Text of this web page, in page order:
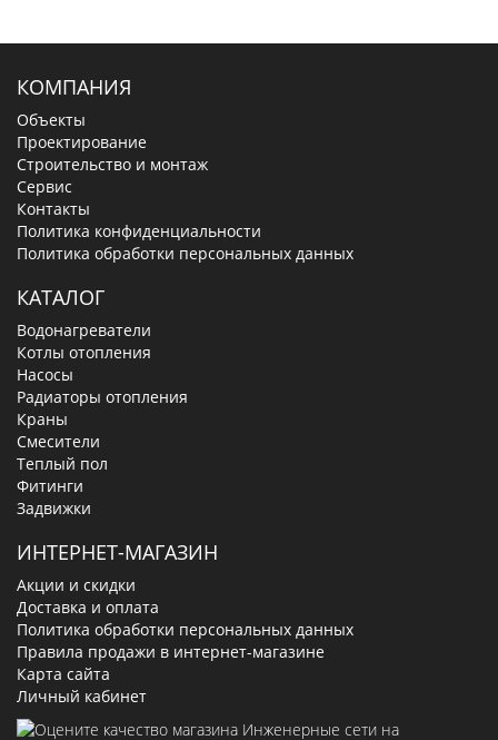
КОМПАНИЯ
Объекты
Проектирование
Строительство и монтаж
Сервис
Контакты
Политика конфиденциальности
Политика обработки персональных данных
КАТАЛОГ
Водонагреватели
Котлы отопления
Насосы
Радиаторы отопления
Краны
Смесители
Теплый пол
Фитинги
Задвижки
ИНТЕРНЕТ-МАГАЗИН
Акции и скидки
Доставка и оплата
Политика обработки персональных данных
Правила продажи в интернет-магазине
Карта сайта
Личный кабинет